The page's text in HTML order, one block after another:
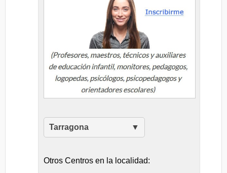
Tarragona
Otros Centros en la localidad: